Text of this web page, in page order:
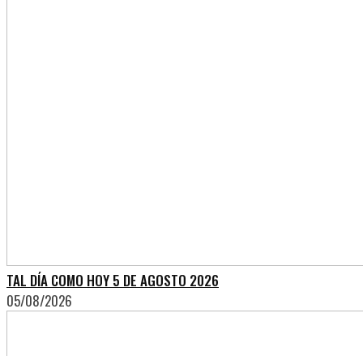
TAL DÍA COMO HOY 5 DE AGOSTO 2026
05/08/2026